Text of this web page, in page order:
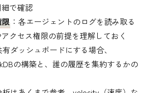
で確認
：各エージェントのログを読み取る
クセス権限の前提を理解しておく
有ダッシュボードにする場合、
の構築と、誰の履歴を集約するかの